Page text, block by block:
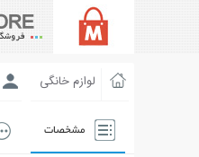
لوازم خانگی
مشخصات